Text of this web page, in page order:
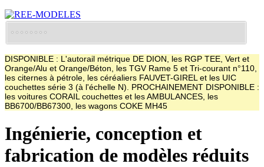
DISPONIBLE : L'autorail métrique DE DION, les RGP TEE, Vert et
Orange/Alu et Orange/Béton, les TGV Rame 5 et Tri-courant n°110,
les citernes à pétrole, les céréaliers FAUVET-GIREL et les UIC
couchettes série 3 (à l'échelle N). PROCHAINEMENT DISPONIBLE :
les voitures CORAIL couchettes et les AMBULANCES, les
BB6700/BB67300, les wagons COKE MH45
Ingénierie, conception et
fabrication de modèles réduits